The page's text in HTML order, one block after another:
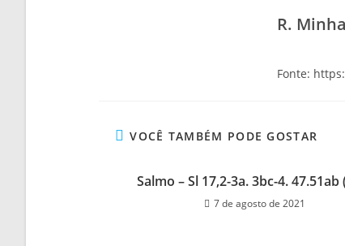
R.
Fonte:
VOCÊ TAMBÉM PODE GOSTAR
Salmo – Sl 17,2-3a. 3bc-4. 47.51ab
7 de agosto de 2021